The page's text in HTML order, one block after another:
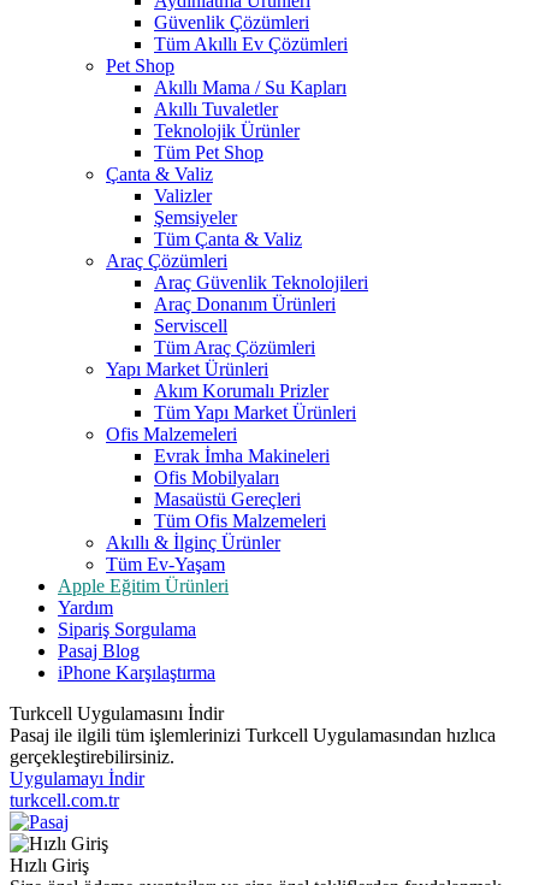
Güvenlik Çözümleri
Tüm Akıllı Ev Çözümleri
Pet Shop
Akıllı Mama / Su Kapları
Akıllı Tuvaletler
Teknolojik Ürünler
Tüm Pet Shop
Çanta & Valiz
Valizler
Şemsiyeler
Tüm Çanta & Valiz
Araç Çözümleri
Araç Güvenlik Teknolojileri
Araç Donanım Ürünleri
Serviscell
Tüm Araç Çözümleri
Yapı Market Ürünleri
Akım Korumalı Prizler
Tüm Yapı Market Ürünleri
Ofis Malzemeleri
Evrak İmha Makineleri
Ofis Mobilyaları
Masaüstü Gereçleri
Tüm Ofis Malzemeleri
Akıllı & İlginç Ürünler
Tüm Ev-Yaşam
Apple Eğitim Ürünleri
Yardım
Sipariş Sorgulama
Pasaj Blog
iPhone Karşılaştırma
Turkcell Uygulamasını İndir
Pasaj ile ilgili tüm işlemlerinizi Turkcell Uygulamasından hızlıca
gerçekleştirebilirsiniz.
Uygulamayı İndir
turkcell.com.tr
Hızlı Giriş